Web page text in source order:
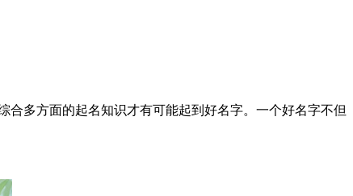
多方面的起名知识才有可能起到好名字。一个好名字不但